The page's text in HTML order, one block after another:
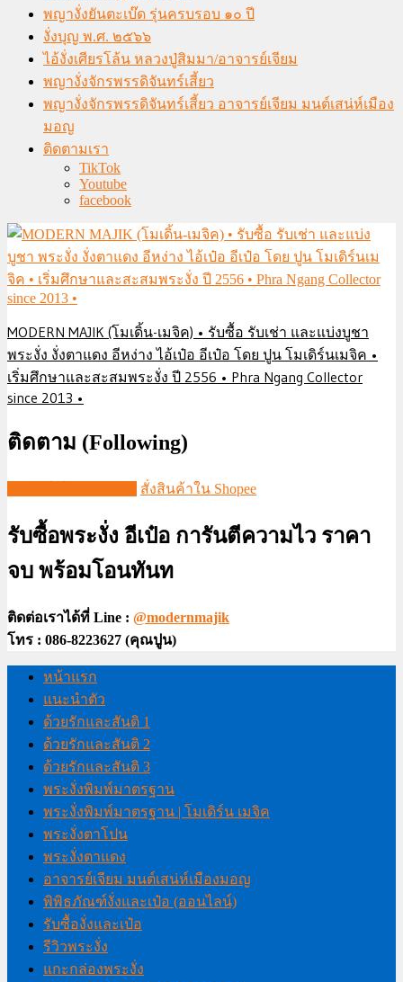
พญางั่งยันตะเบ๊ด รุ่นครบรอบ ๑๐ ปี
งั่งบุญ พ.ศ. ๒๕๖๖
ไอ้งั่งเศียรโล้น หลวงปู่สิมมา/อาจารย์เจียม
พญางั่งจักรพรรดิจันทร์เสี้ยว
พญางั่งจักรพรรดิจันทร์เสี้ยว อาจารย์เจียม มนต์เสน่ห์เมือง
มอญ
ติดตามเรา
TikTok
Youtube
facebook
MODERN MAJIK (โมเดิ้น-เมจิค) • รับซื้อ รับเช่า และแบ่งบูชา
พระงั่ง งั่งตาแดง อีหง่าง ไอ้เป๋อ อีเป๋อ โดย ปูน โมเดิร์นเมจิค •
เริ่มศึกษาและสะสมพระงั่ง ปี 2556 • Phra Ngang Collector
since 2013 •
ติดตาม (Following)
สั่งสินค้าใน Shopee
รับซื้อพระงั่ง อีเป๋อ การันตีความไว ราคา
จบ พร้อมโอนทันท
ติดต่อเราได้ที่ Line : @modernmajik
โทร : 086-8223627 (คุณปูน)
หน้าแรก
แนะนำตัว
ด้วยรักและสันติ 1
ด้วยรักและสันติ 2
ด้วยรักและสันติ 3
พระงั่งพิมพ์มาตรฐาน
พระงั่งพิมพ์มาตรฐาน | โมเดิร์น เมจิค
พระงั่งตาโปน
พระงั่งตาแดง
อาจารย์เจียม มนต์เสน่ห์เมืองมอญ
พิพิธภัณฑ์งั่งและเป๋อ (ออนไลน์)
รับซื้องั่งและเป๋อ
รีวิวพระงั่ง
แกะกล่องพระงั่ง